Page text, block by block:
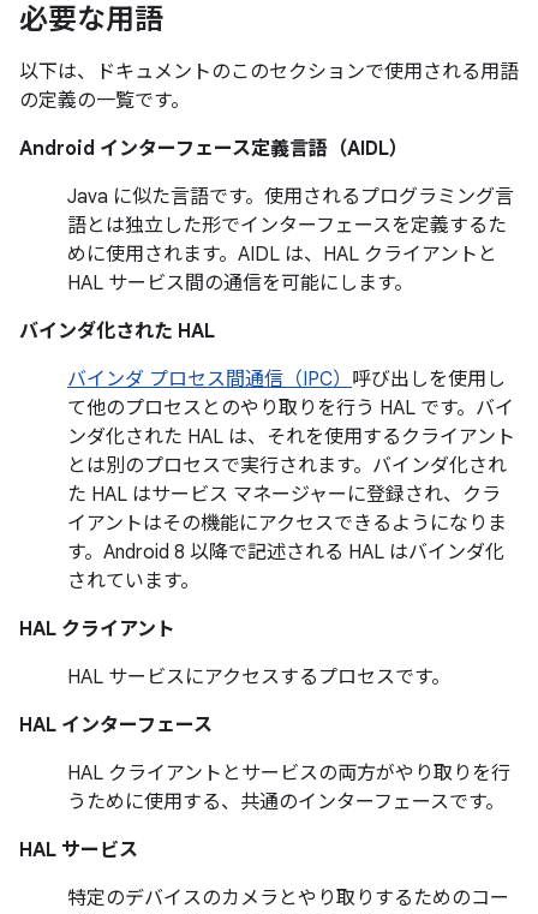
必要な用語
以下は、ドキュメントのこのセクションで使用される用語
の定義の一覧です。
Android インターフェース定義言語（AIDL）
Java に似た言語です。使用されるプログラミング言
語とは独立した形でインターフェースを定義するた
めに使用されます。AIDL は、HAL クライアントと
HAL サービス間の通信を可能にします。
バインダ化された HAL
バインダ プロセス間通信（IPC） 呼び出しを使用し
て他のプロセスとのやり取りを行う HAL です。バイ
ンダ化された HAL は、それを使用するクライアント
とは別のプロセスで実行されます。バインダ化され
た HAL はサービス マネージャーに登録され、クラ
イアントはその機能にアクセスできるようになりま
す。Android 8 以降で記述される HAL はバインダ化
されています。
HAL クライアント
HAL サービスにアクセスするプロセスです。
HAL インターフェース
HAL クライアントとサービスの両方がやり取りを行
うために使用する、共通のインターフェースです。
HAL サービス
特定のデバイスのカメラとやり取りするためのコー